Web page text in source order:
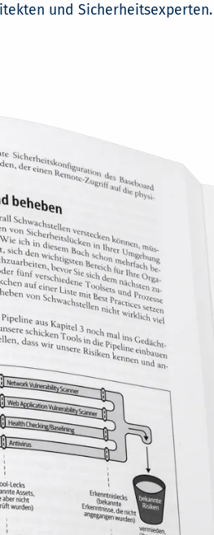
und Sicherheitsexperten.